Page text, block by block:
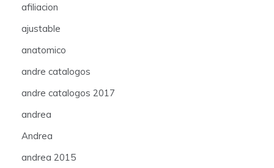
afiliacion
ajustable
anatomico
andre catalogos
andre catalogos 2017
andrea
Andrea
andrea 2015